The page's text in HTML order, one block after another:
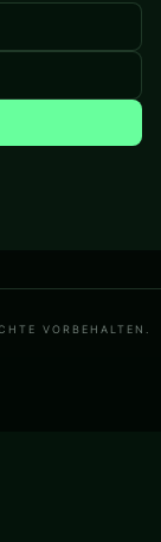
VORBEHALTEN.